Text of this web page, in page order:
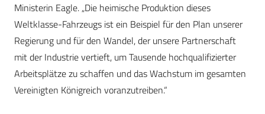
Ministerin Eagle.„Die heimische Produktion dieses
Weltklasse-Fahrzeugs ist ein Beispiel für den Plan unserer
Regierung und für den Wandel, der unsere Partnerschaft
mit der Industrie vertieft, um Tausende hochqualifizierter
Arbeitsplätze zu schaffen und das Wachstum im gesamten
Vereinigten Königreich voranzutreiben.“